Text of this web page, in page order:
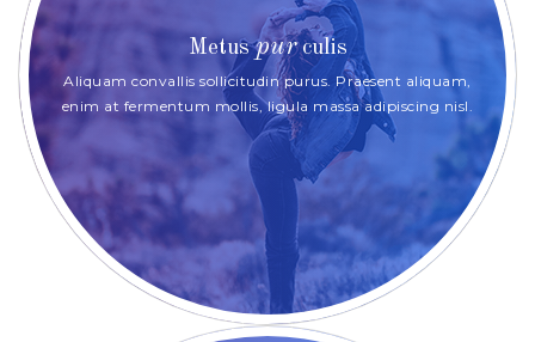
Metuspurculis
Aliquam convallis sollicitudin purus. Praesent aliquam,
enim at fermentum mollis, ligula massa adipiscing nisl.